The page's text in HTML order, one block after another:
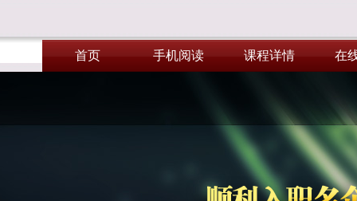
首页 手机阅读 课程详情 在